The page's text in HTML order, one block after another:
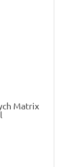
Matrix